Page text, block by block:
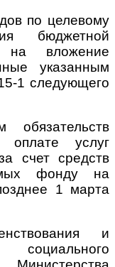
по целевому
бюджетной
на вложение
указанным
1 следующего
оплате услуг
счет средств
фонду на
1 марта
и